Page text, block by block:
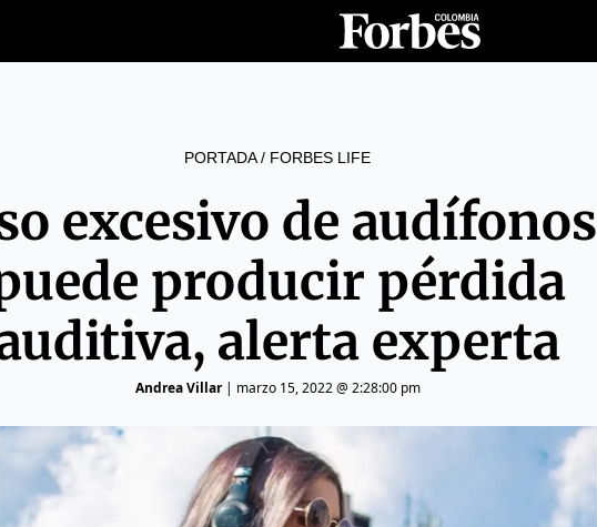
PORTADA/ FORBES LIFE
excesivo de audífonos
producir pérdida
alerta experta
Andrea Villar| marzo 15, 2022 @ 2:28:00 pm